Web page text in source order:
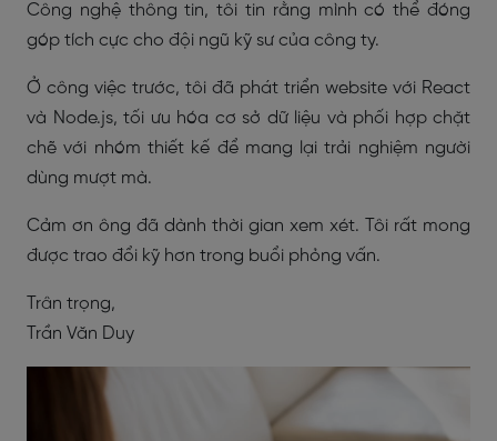
Công nghệ thông tin, tôi tin rằng mình có thể đóng
góp tích cực cho đội ngũ kỹ sư của công ty.
Ở công việc trước, tôi đã phát triển website với React
và Node.js, tối ưu hóa cơ sở dữ liệu và phối hợp chặt
chẽ với nhóm thiết kế để mang lại trải nghiệm người
dùng mượt mà.
Cảm ơn ông đã dành thời gian xem xét. Tôi rất mong
được trao đổi kỹ hơn trong buổi phỏng vấn.
Trân trọng,
Trần Văn Duy